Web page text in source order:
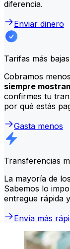
diferencia.
Enviar dinero
Tarifas más bajas
Cobramos
siempre
confirmes tu
por qué estás
Gasta menos
Transferencias
La mayoría de
Sabemos lo
entregue rápida
Envía más